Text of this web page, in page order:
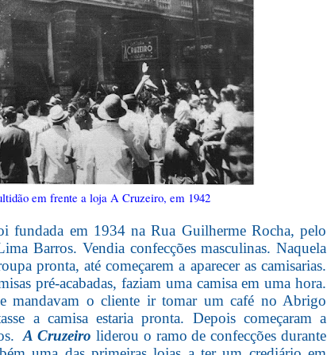
em frente a loja A Cruzeiro, em 1942
fundada em 1934 na Rua Guilherme Rocha, pelo
Barros. Vendia confecções masculinas. Naquela
pronta, até começarem a aparecer as camisarias.
pré-acabadas, faziam uma camisa em uma hora.
mandavam o cliente ir tomar um café no Abrigo
a camisa estaria pronta. Depois começaram a
A Cruzeiro liderou o ramo de confecções durante